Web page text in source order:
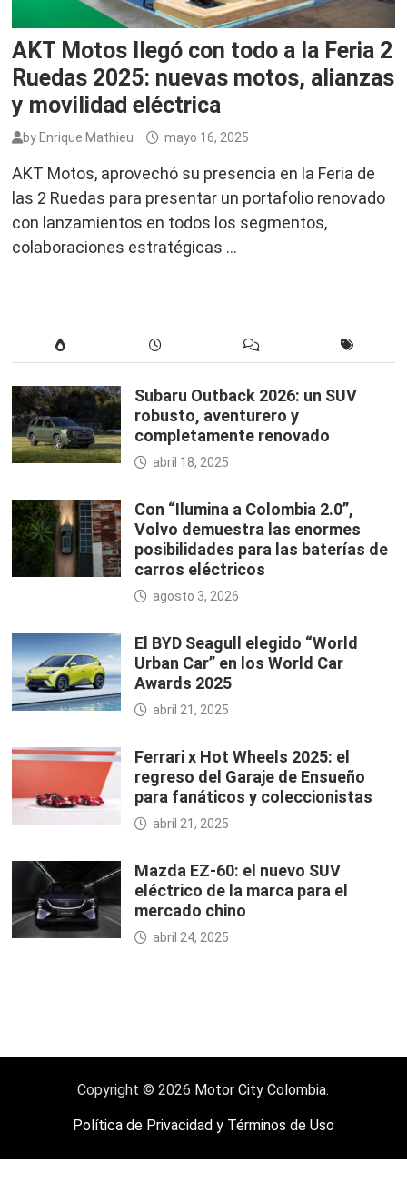
AKT Motos llegó con todo a la Feria 2
Ruedas 2025: nuevas motos, alianzas
y movilidad eléctrica
by Enrique Mathieu mayo 16, 2025
AKT Motos, aprovechó su presencia en la Feria de
las 2 Ruedas para presentar un portafolio renovado
con lanzamientos en todos los segmentos,
colaboraciones estratégicas …
Subaru Outback 2026: un SUV
robusto, aventurero y
completamente renovado
abril 18, 2025
Con “Ilumina a Colombia 2.0”,
Volvo demuestra las enormes
posibilidades para las baterías de
carros eléctricos
agosto 3, 2026
El BYD Seagull elegido “World
Urban Car” en los World Car
Awards 2025
abril 21, 2025
Ferrari x Hot Wheels 2025: el
regreso del Garaje de Ensueño
para fanáticos y coleccionistas
abril 21, 2025
Mazda EZ-60: el nuevo SUV
eléctrico de la marca para el
mercado chino
abril 24, 2025
Copyright © 2026 Motor City Colombia.
Política de Privacidad y Términos de Uso